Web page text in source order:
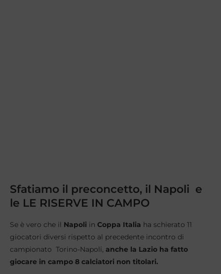
Sfatiamo il preconcetto, il Napoli e
le LE RISERVE IN CAMPO
Se è vero che il Napoli in Coppa Italia ha schierato 11
giocatori diversi rispetto al precedente incontro di
campionato Torino-Napoli, anche la Lazio ha fatto
giocare in campo 8 calciatori non titolari.